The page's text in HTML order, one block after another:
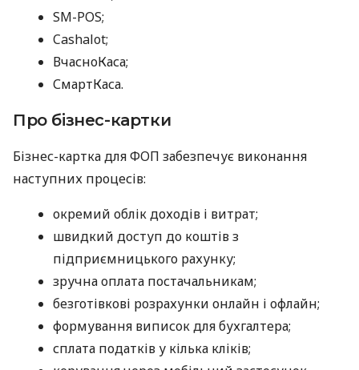
SM-POS;
Cashalot;
ВчасноКаса;
СмартКаса.
Про бізнес-картки
Бізнес-картка для ФОП забезпечує виконання
наступних процесів:
окремий облік доходів і витрат;
швидкий доступ до коштів з
підприємницького рахунку;
зручна оплата постачальникам;
безготівкові розрахунки онлайн і офлайн;
формування виписок для бухгалтера;
сплата податків у кілька кліків;